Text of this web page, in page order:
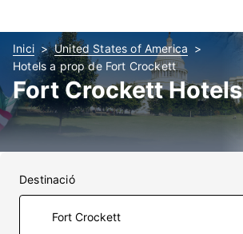
Inici
United States of America
Hotels a prop de Fort Crockett
Fort Crockett Hotels
Destinació